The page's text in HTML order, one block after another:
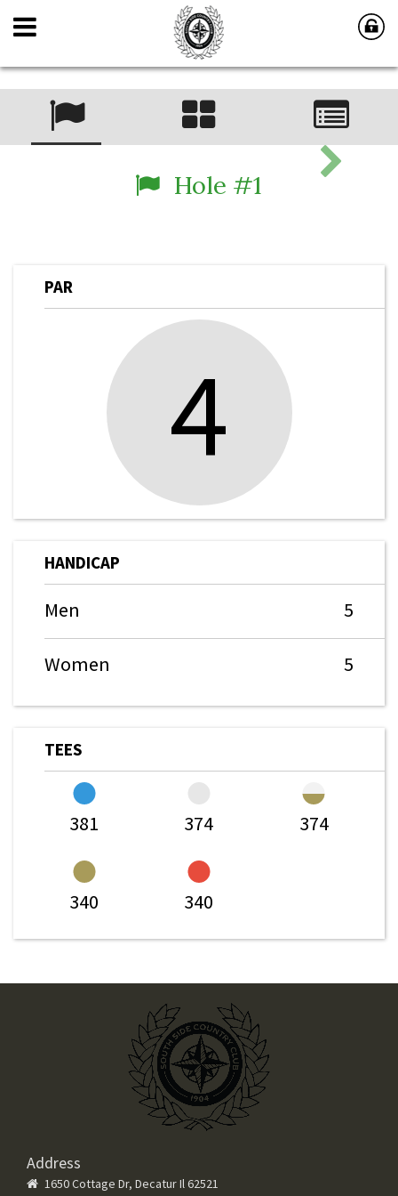
Hole #1
PAR
4
HANDICAP
Men 5
Women 5
TEES
381 374 374
340 340
Address
1650 Cottage Dr, Decatur Il 62521